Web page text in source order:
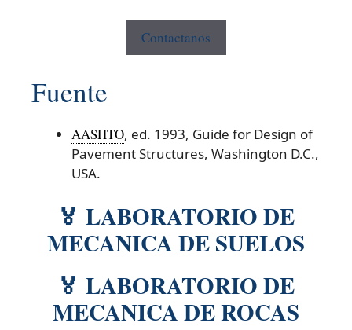
Contactanos
Fuente
AASHTO, ed. 1993, Guide for Design of
Pavement Structures, Washington D.C.,
USA.
🏅 LABORATORIO DE
MECANICA DE SUELOS
🏅 LABORATORIO DE
MECANICA DE ROCAS